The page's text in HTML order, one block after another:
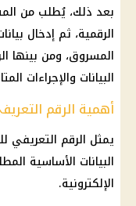
بعد ذلك، يُطلب من
الرقمية، ثم إدخال
المسروق، ومن بينها
البيانات والإجراءات
أهمية الرقم
البيانات الأساسية
الإلكترونية.